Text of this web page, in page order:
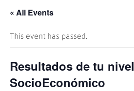
« All Events
This event has passed.
Resultados de tu nivel
SocioEconómico